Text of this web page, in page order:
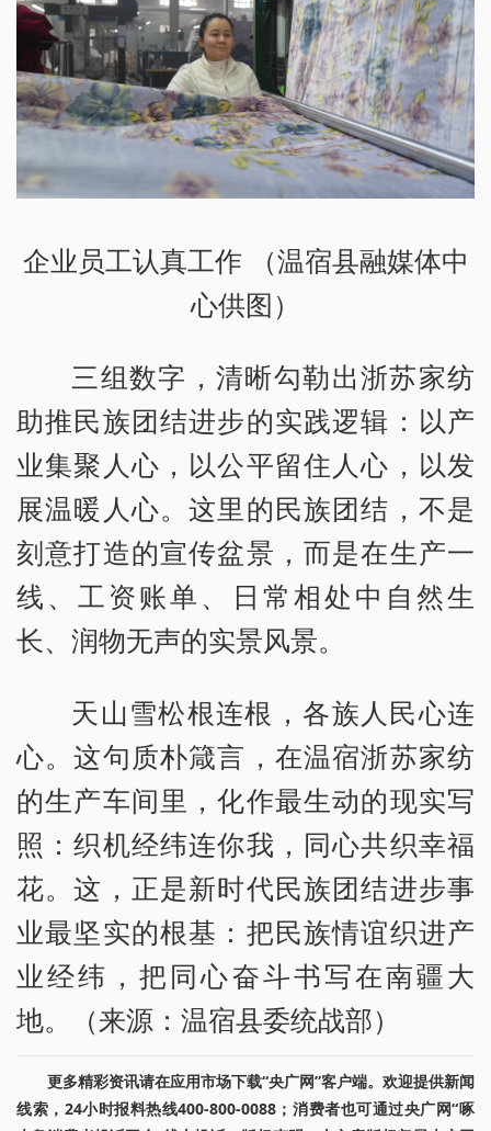
企业员工认真工作 （温宿县融媒体中
心供图）
三组数字，清晰勾勒出浙苏家纺
助推民族团结进步的实践逻辑：以产
业集聚人心，以公平留住人心，以发
展温暖人心。这里的民族团结，不是
刻意打造的宣传盆景，而是在生产一
线、工资账单、日常相处中自然生
长、润物无声的实景风景。
天山雪松根连根，各族人民心连
心。这句质朴箴言，在温宿浙苏家纺
的生产车间里，化作最生动的现实写
照：织机经纬连你我，同心共织幸福
花。这，正是新时代民族团结进步事
业最坚实的根基：把民族情谊织进产
业经纬，把同心奋斗书写在南疆大
地。（来源：温宿县委统战部）
更多精彩资讯请在应用市场下载“央广网”客户端。欢迎提供新闻
线索，24小时报料热线400-800-0088；消费者也可通过央广网“啄